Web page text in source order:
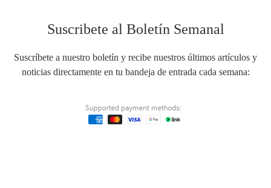
Suscribete al Boletín Semanal
Suscríbete a nuestro boletín y recibe nuestros últimos artículos y
noticias directamente en tu bandeja de entrada cada semana: